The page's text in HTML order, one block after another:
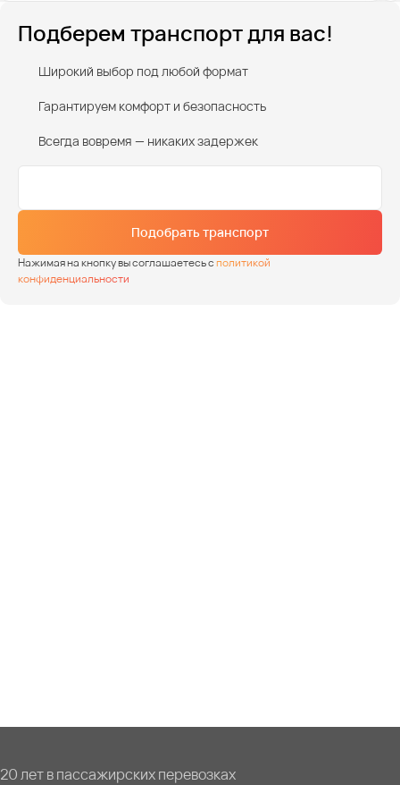
Подберем транспорт для вас!
Широкий выбор под любой формат
Гарантируем комфорт и безопасность
Всегда вовремя — никаких задержек
Подобрать транспорт
Нажимая на кнопку вы соглашаетесь сполитикой
конфиденциальности
20 лет в пассажирских перевозках